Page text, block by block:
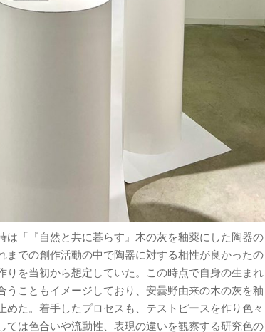
は「『自然と共に暮らす』木の灰を釉薬にした陶器の
までの創作活動の中で陶器に対する相性が良かったの
りを当初から想定していた。この時点で自身の生まれ
うこともイメージしており、安曇野由来の木の灰を釉
めた。着手したプロセスも、テストピースを作り色々
ては色合いや流動性、表現の違いを観察する研究色の